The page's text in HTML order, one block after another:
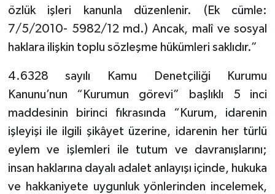
özlük işleri kanunla düzenlenir. (Ek cümle:
7/5/2010- 5982/12 md.) Ancak, malî ve sosyal
haklara ilişkin toplu sözleşme hükümleri saklıdır.”
4.6328 sayılı Kamu Denetçiliği Kurumu
Kanunu’nun “Kurumun görevi” başlıklı 5 inci
maddesinin birinci fıkrasında “Kurum, idarenin
işleyişi ile ilgili şikâyet üzerine, idarenin her türlü
eylem ve işlemleri ile tutum ve davranışlarını;
insan haklarına dayalı adalet anlayışı içinde, hukuka
ve hakkaniyete uygunluk yönlerinden incelemek,